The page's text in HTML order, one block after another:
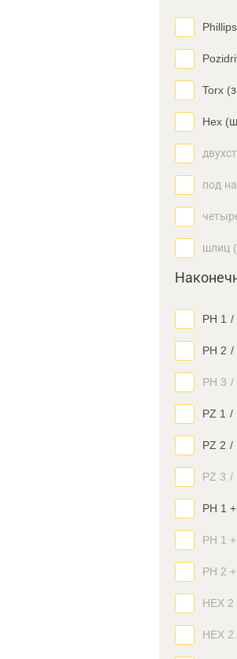
Torx
Hex
под
шлиц
PH 1 /
PH 2 /
PH 3 /
PZ 1 /
PZ 2 /
PZ 3 /
PH 1
PH 1
PH 2
HEX 2
HEX